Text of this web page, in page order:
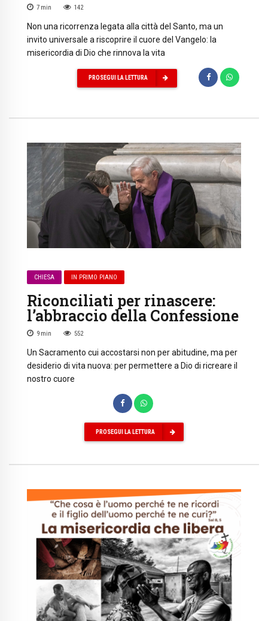
7 min 142
Non una ricorrenza legata alla città del Santo, ma un
invito universale a riscoprire il cuore del Vangelo: la
misericordia di Dio che rinnova la vita
PROSEGUI LA LETTURA
CHIESA IN PRIMO PIANO
Riconciliati per rinascere:
l’abbraccio della Confessione
9 min 552
Un Sacramento cui accostarsi non per abitudine, ma per
desiderio di vita nuova: per permettere a Dio di ricreare il
nostro cuore
PROSEGUI LA LETTURA